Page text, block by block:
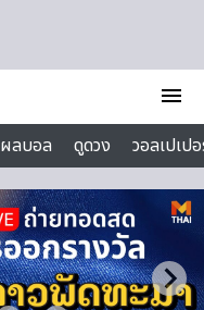
menu
ผลบอล ดูดวง
วอลเปเป